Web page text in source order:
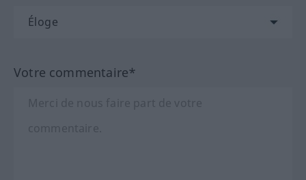
Votre commentaire*